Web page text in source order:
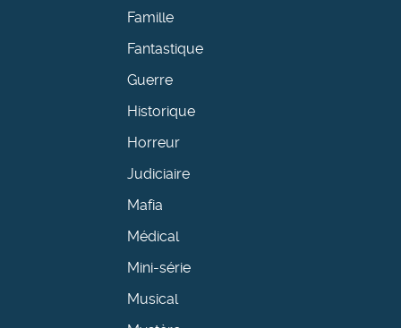
Famille
Fantastique
Guerre
Historique
Horreur
Judiciaire
Mafia
Médical
Mini-série
Musical